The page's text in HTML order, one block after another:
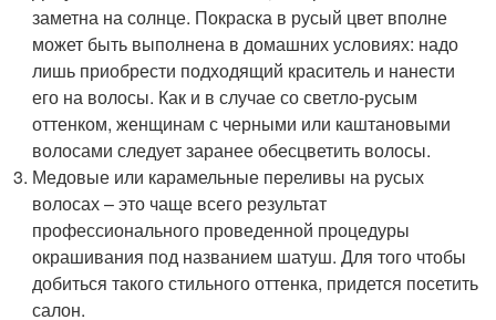
заметна на солнце. Покраска в русый цвет вполне
может быть выполнена в домашних условиях: надо
лишь приобрести подходящий краситель и нанести
его на волосы. Как и в случае со светло-русым
оттенком, женщинам с черными или каштановыми
волосами следует заранее обесцветить волосы.
Медовые или карамельные переливы на русых
волосах – это чаще всего результат
профессионального проведенной процедуры
окрашивания под названием шатуш. Для того чтобы
добиться такого стильного оттенка, придется посетить
салон.